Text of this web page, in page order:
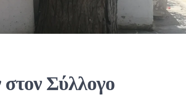
στον Σύλλογο